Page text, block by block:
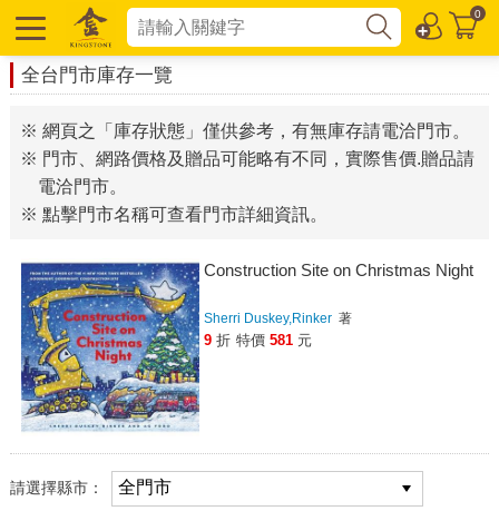
0
全台門市庫存一覽
※ 網頁之「庫存狀態」僅供參考，有無庫存請電洽門市。
※ 門市、網路價格及贈品可能略有不同，實際售價.贈品請
電洽門市。
※ 點擊門市名稱可查看門市詳細資訊。
Construction Site on Christmas Night
Sherri Duskey,Rinker 著
9 折 特價 581 元
請選擇縣市：